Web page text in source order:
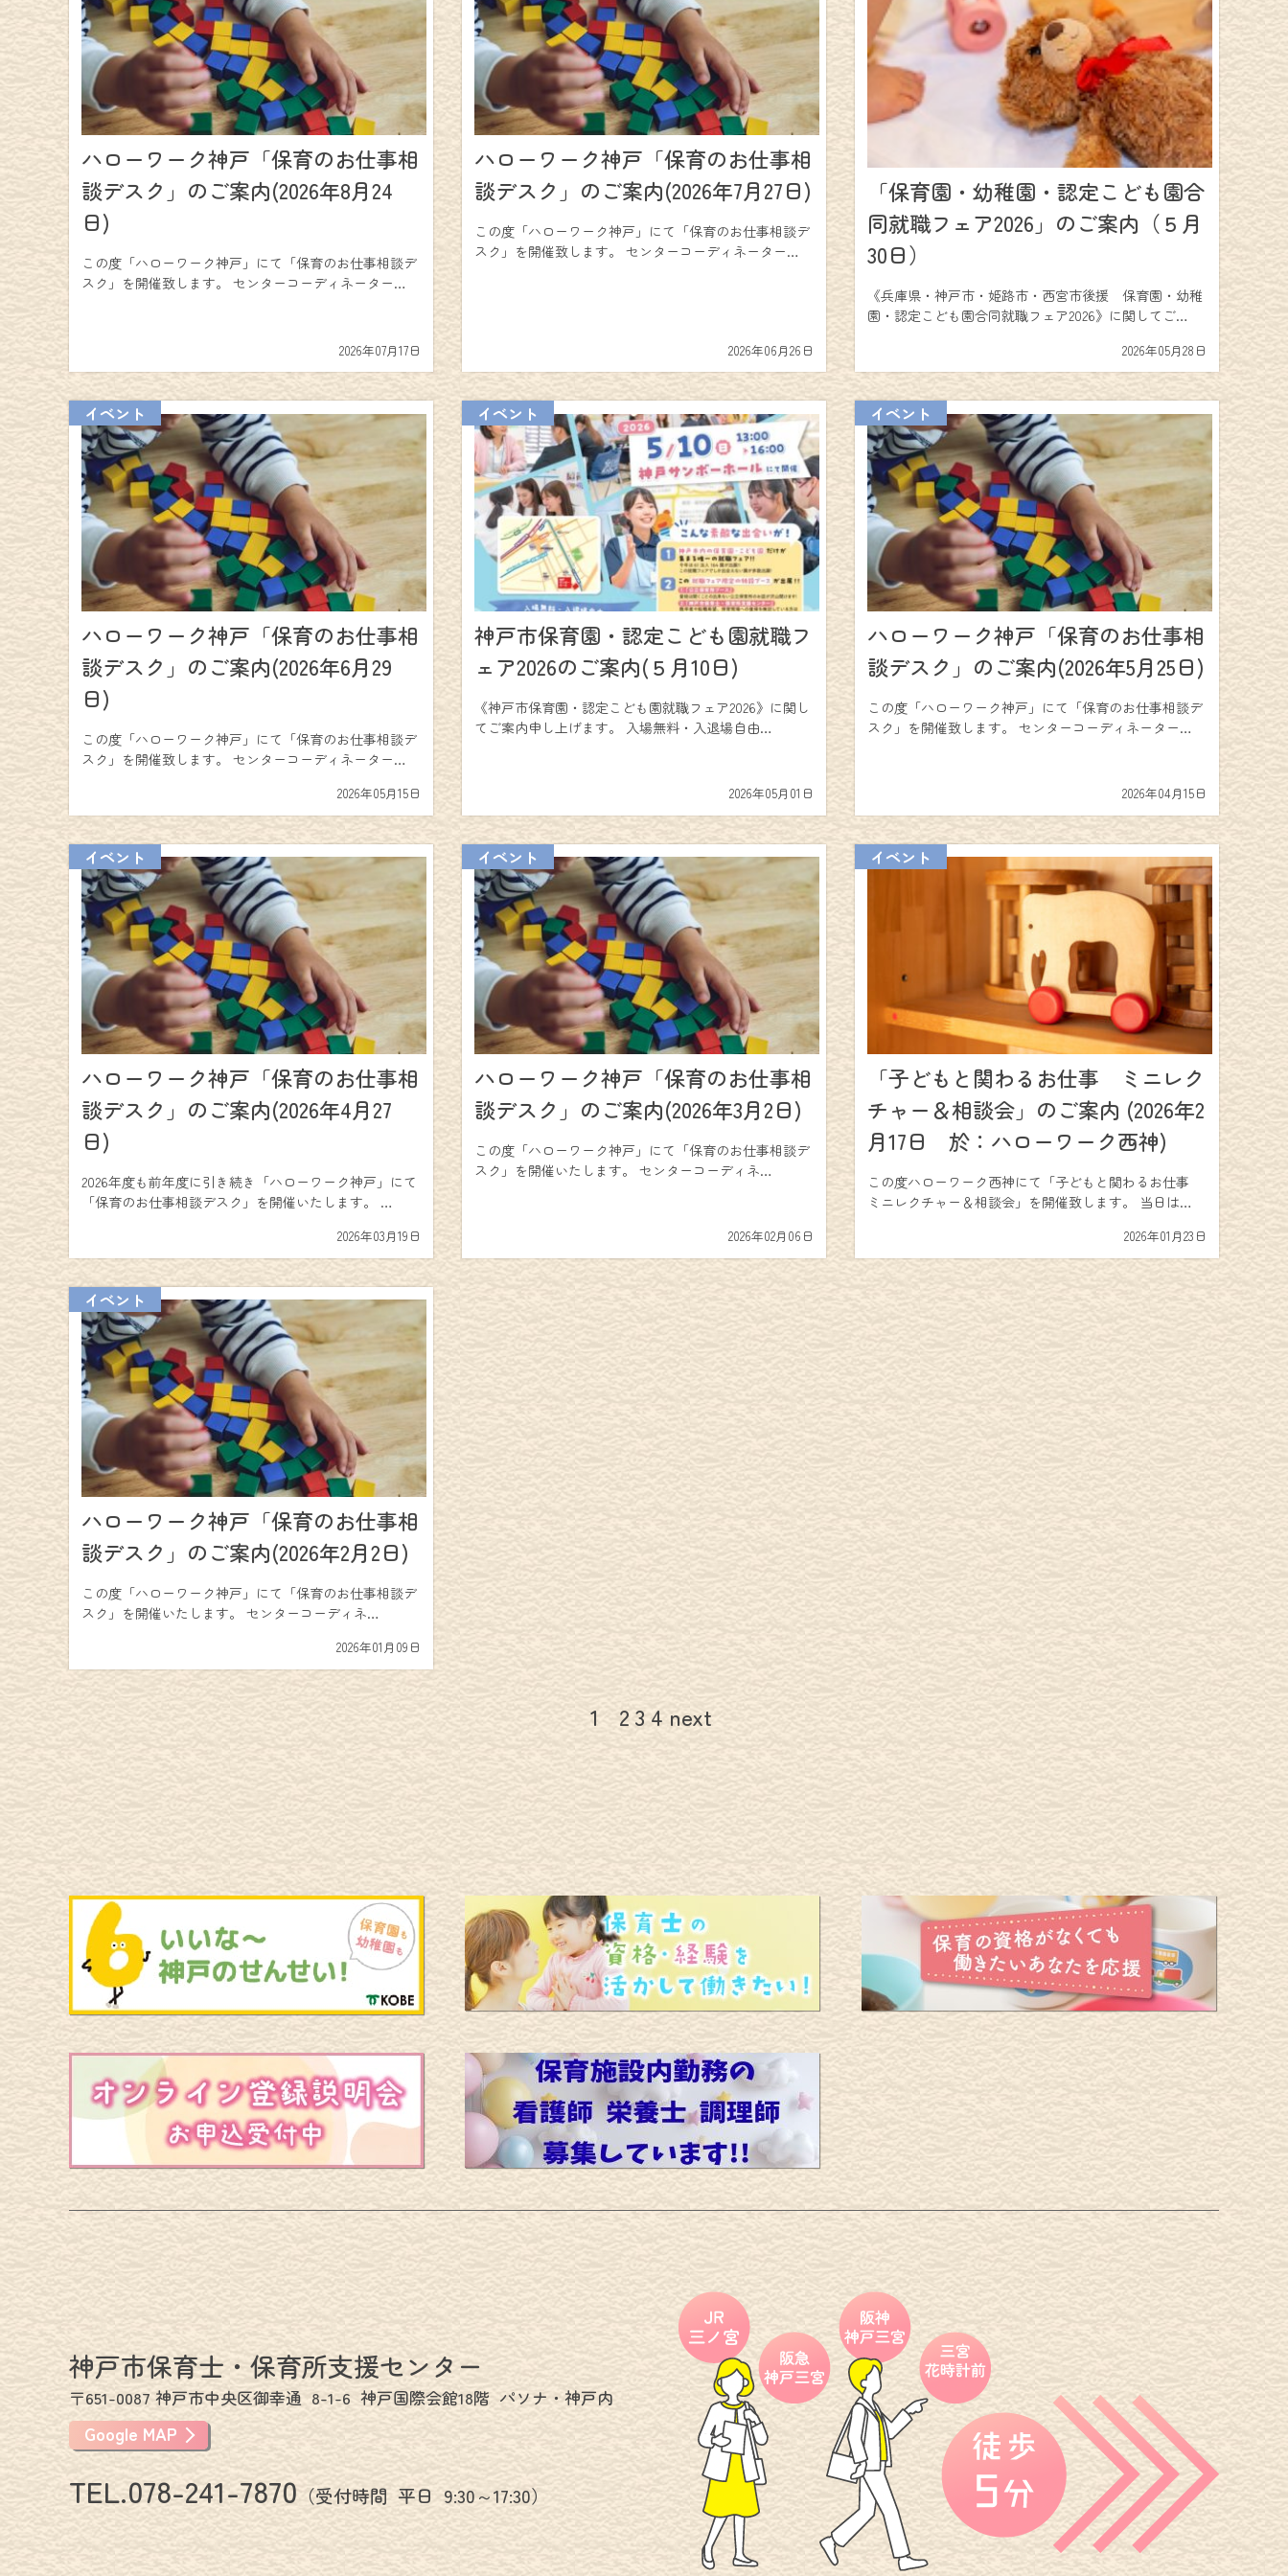
ハローワーク神戸「保育のお仕事相
談デスク」のご案内(2026年8月24
日)
この度「ハローワーク神戸」にて「保育のお仕事相談デ
スク」を開催致します。 センターコーディネーター…
2026年07月17日
ハローワーク神戸「保育のお仕事相
談デスク」のご案内(2026年7月27日)
この度「ハローワーク神戸」にて「保育のお仕事相談デ
スク」を開催致します。 センターコーディネーター…
2026年06月26日
「保育園・幼稚園・認定こども園合
同就職フェア2026」のご案内（５月
30日）
《兵庫県・神戸市・姫路市・西宮市後援 保育園・幼稚
園・認定こども園合同就職フェア2026》に関してご…
2026年05月28日
イベント
ハローワーク神戸「保育のお仕事相
談デスク」のご案内(2026年6月29
日)
この度「ハローワーク神戸」にて「保育のお仕事相談デ
スク」を開催致します。 センターコーディネーター…
2026年05月15日
イベント
神戸市保育園・認定こども園就職フ
ェア2026のご案内(５月10日)
《神戸市保育園・認定こども園就職フェア2026》に関し
てご案内申し上げます。 入場無料・入退場自由…
2026年05月01日
イベント
ハローワーク神戸「保育のお仕事相
談デスク」のご案内(2026年5月25日)
この度「ハローワーク神戸」にて「保育のお仕事相談デ
スク」を開催致します。 センターコーディネーター…
2026年04月15日
イベント
ハローワーク神戸「保育のお仕事相
談デスク」のご案内(2026年4月27
日)
2026年度も前年度に引き続き「ハローワーク神戸」にて
「保育のお仕事相談デスク」を開催いたします。 …
2026年03月19日
イベント
ハローワーク神戸「保育のお仕事相
談デスク」のご案内(2026年3月2日)
この度「ハローワーク神戸」にて「保育のお仕事相談デ
スク」を開催いたします。 センターコーディネ…
2026年02月06日
イベント
「子どもと関わるお仕事 ミニレク
チャー＆相談会」のご案内 (2026年2
月17日 於：ハローワーク西神)
この度ハローワーク西神にて「子どもと関わるお仕事
ミニレクチャー＆相談会」を開催致します。 当日は…
2026年01月23日
イベント
ハローワーク神戸「保育のお仕事相
談デスク」のご案内(2026年2月2日)
この度「ハローワーク神戸」にて「保育のお仕事相談デ
スク」を開催いたします。 センターコーディネ…
2026年01月09日
1 2 34 next
神戸市保育士・保育所支援センター
〒651-0087 神戸市中央区御幸通 8-1-6 神戸国際会館18階 パソナ・神戸内
Google MAP
TEL.078-241-7870（受付時間 平日 9:30～17:30）